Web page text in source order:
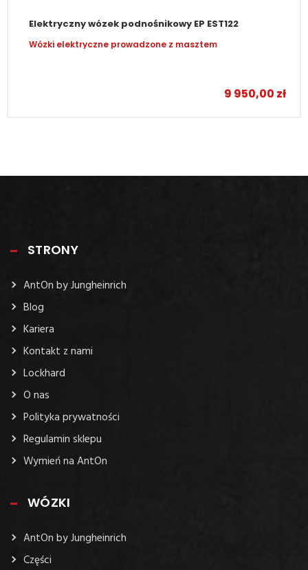
Elektryczny wózek podnośnikowy EP EST122
Wózki elektryczne prowadzone z masztem
9 950,00 zł
STRONY
AntOn by Jungheinrich
Blog
Kariera
Kontakt z nami
Lockhard
O nas
Polityka prywatności
Regulamin sklepu
Wymień na AntOn
WÓZKI
AntOn by Jungheinrich
Części